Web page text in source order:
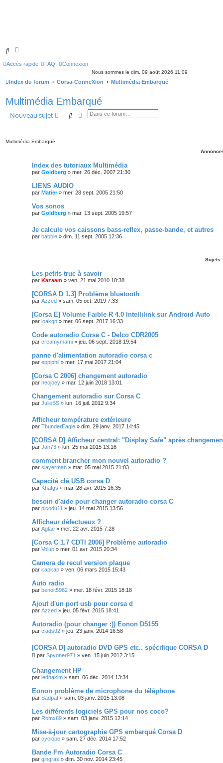
Rechercher
Accès rapide FAQ Connexion
Nous sommes le dim. 09 août 2026 11:09
Index du forum Corsa-ConneXion Multimédia Embarqué
Multimédia Embarqué
Nouveau sujet Rechercher
Recherche avancée
Multimédia Embarqué
Index des tutoriaux Multimédia
par Goldberg » mer. 26 déc. 2007 21:30
LIENS AUDIO
par Matier» mer. 28 sept. 2005 21:50
Vos sonos
par Goldberg » mar. 13 sept. 2005 19:57
Je calcule vos caissons bass-reflex, passe-bande, et autres
par babble » dim. 11 sept. 2005 12:36
Sujets
Les petits truc à savoir
par Kazaam » ven. 21 mai 2010 18:38
[CORSA D 1.3] Problème bluetooth
par Azzed » sam. 05 oct. 2019 7:33
[Corsa E] Volume Faible R 4.0 Intellilink sur Android Auto
par loakgn » mer. 06 sept. 2017 16:33
Code autoradio Corsa C - Delco CDR2005
par creamymami » jeu. 06 sept. 2018 19:54
panne d'alimentation autoradio corsa c
par eppiphil » mer. 17 mai 2017 21:04
[Corsa C 2006] changement autoradio
par neojoey » mar. 12 juin 2018 13:01
Changement autoradio sur Corsa C
par JulieBS » lun. 16 juil. 2012 9:34
Afficheur température extérieure
par ThunderEagle » dim. 29 janv. 2017 14:45
[CORSA D] Afficheur central: "Display Safe" après
par Jah73 » lun. 25 mai 2015 13:16
comment brancher mon nouvel autoradio ?
par slayerman » mar. 05 mai 2015 21:03
Capacité clé USB corsa D
par Khatgs » mar. 28 avr. 2015 16:35
besoin d'aide pour changer autoradio corsa C
par picodu11 » jeu. 14 mai 2015 13:56
Afficheur défectueux ?
par Aglae » mer. 22 avr. 2015 7:28
[Corsa C 1.7 CDTI 2006] Problème autoradio
par Volup » mer. 01 avr. 2015 20:34
Camera de recul version plaque
par kapkap » ven. 06 mars 2015 15:43
Auto radio
par benoit5962 » mer. 18 févr. 2015 18:18
Ajout d'un port usb pour corsa d
par Azzed » jeu. 05 févr. 2015 18:41
Autoradio (pour changer :)) Eonon D5155
par clads92 » jeu. 23 janv. 2014 16:58
[CORSA D] autoradio DVD GPS etc.. spécifique CORSA D
par Spyoner971 » ven. 15 juin 2012 3:15
Changement HP
par ledhakim » sam. 06 déc. 2014 13:34
Eonon problème de microphone du téléphone
par Sadpat » sam. 03 janv. 2015 13:08
Les différents logiciels GPS pour nos coco?
par Romx69 » sam. 03 janv. 2015 12:14
Mise-à-jour cartographie GPS embarqué Corsa D
par cyclope » sam. 27 déc. 2014 17:52
Bande Fm Autoradio Corsa C
par gingras » dim. 30 nov. 2014 23:45